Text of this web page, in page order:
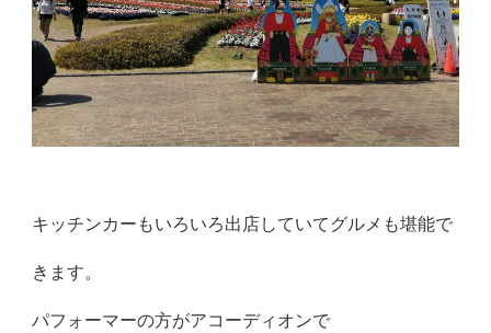
キッチンカーもいろいろ出店していてグルメも堪能で
きます。
パフォーマーの方がアコーディオンで